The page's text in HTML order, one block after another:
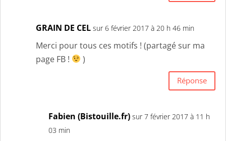
GRAIN DE CEL sur 6 février 2017 à 20 h 46 min
Merci pour tous ces motifs ! (partagé sur ma
page FB !
)
Réponse
Fabien (Bistouille.fr) sur 7 février 2017 à 11 h
03 min